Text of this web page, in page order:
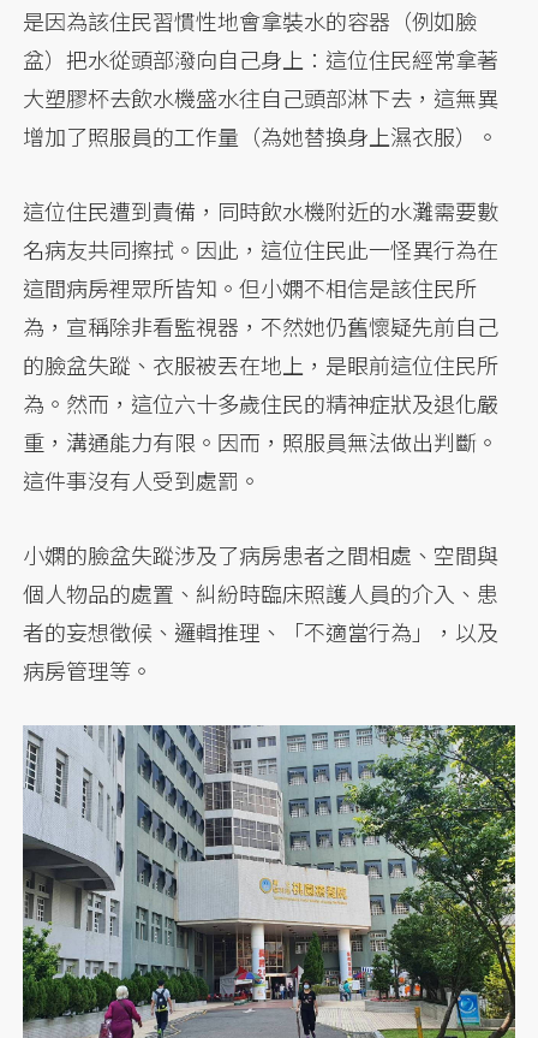
是因為該住民習慣性地會拿裝水的容器（例如臉
盆）把水從頭部潑向自己身上：這位住民經常拿著
大塑膠杯去飲水機盛水往自己頭部淋下去，這無異
增加了照服員的工作量（為她替換身上濕衣服）。
這位住民遭到責備，同時飲水機附近的水灘需要數
名病友共同擦拭。因此，這位住民此一怪異行為在
這間病房裡眾所皆知。但小嫻不相信是該住民所
為，宣稱除非看監視器，不然她仍舊懷疑先前自己
的臉盆失蹤、衣服被丟在地上，是眼前這位住民所
為。然而，這位六十多歲住民的精神症狀及退化嚴
重，溝通能力有限。因而，照服員無法做出判斷。
這件事沒有人受到處罰。
小嫻的臉盆失蹤涉及了病房患者之間相處、空間與
個人物品的處置、糾紛時臨床照護人員的介入、患
者的妄想徵候、邏輯推理、「不適當行為」，以及
病房管理等。